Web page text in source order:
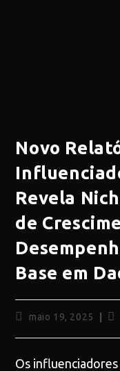
Novo
Revela
de
Base em
maio 19, 2025
Os